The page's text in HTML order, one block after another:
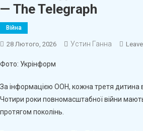
— The Telegraph
Війна
28 Лютого, 2026 Устин Ганна
Фото: Укрінформ
За інформацією ООН, кожна третя дитина
Чотири роки повномасштабної війни
протягом поколінь.